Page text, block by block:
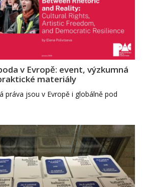
v Evropě: event, výzkumná
materiály
práva jsou v Evropě i globálně pod